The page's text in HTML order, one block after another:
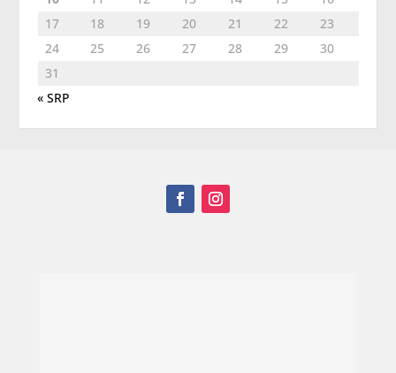
17
18 19 20 21 22
23
24
25 26 27 28 29
30
31
« SRP